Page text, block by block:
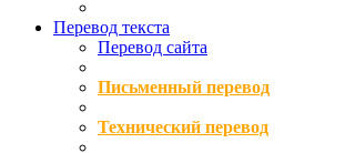
Перевод текста
Перевод сайта
Письменный перевод
Технический перевод